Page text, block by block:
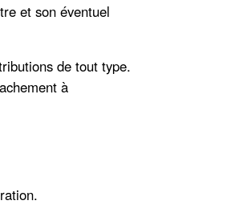
et son éventuel
de tout type.
à